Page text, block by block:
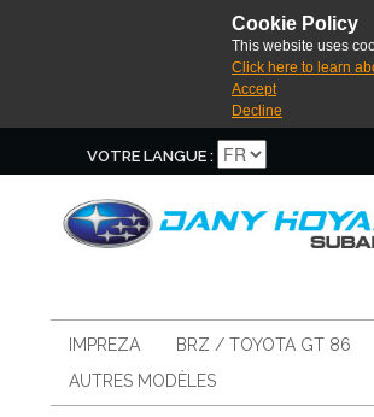
Cookie Policy
This website uses
Click here to learn
Accept
Decline
VOTRE LANGUE :
IMPREZA BRZ / TOYOTA GT 86
AUTRES MODÈLES